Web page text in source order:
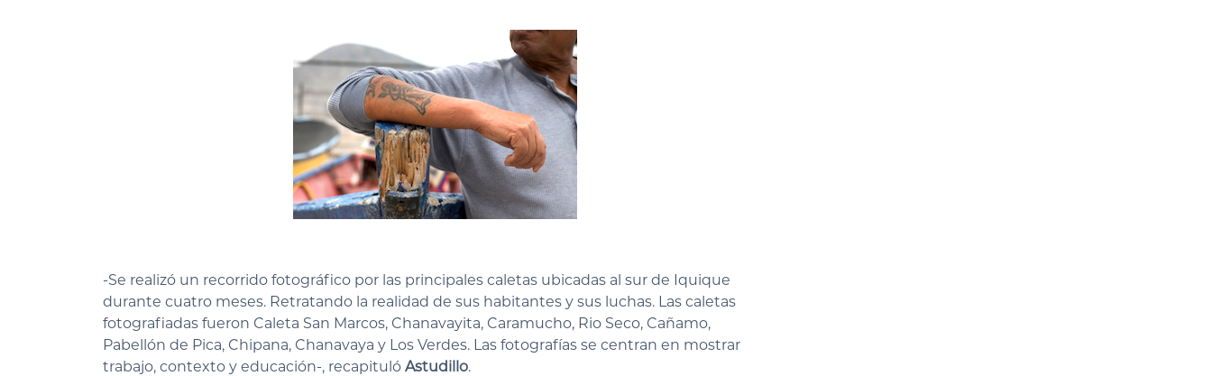
-Se realizó un recorrido fotográfico por las principales caletas ubicadas al sur de Iquique
durante cuatro meses. Retratando la realidad de sus habitantes y sus luchas. Las caletas
fotografiadas fueron Caleta San Marcos, Chanavayita, Caramucho, Rio Seco, Cañamo,
Pabellón de Pica, Chipana, Chanavaya y Los Verdes. Las fotografías se centran en mostrar
trabajo, contexto y educación-, recapituló Astudillo.